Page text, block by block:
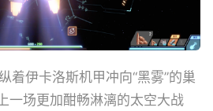
着伊卡洛斯机甲冲向“黑雾”的巢
一场更加酣畅淋漓的太空大战